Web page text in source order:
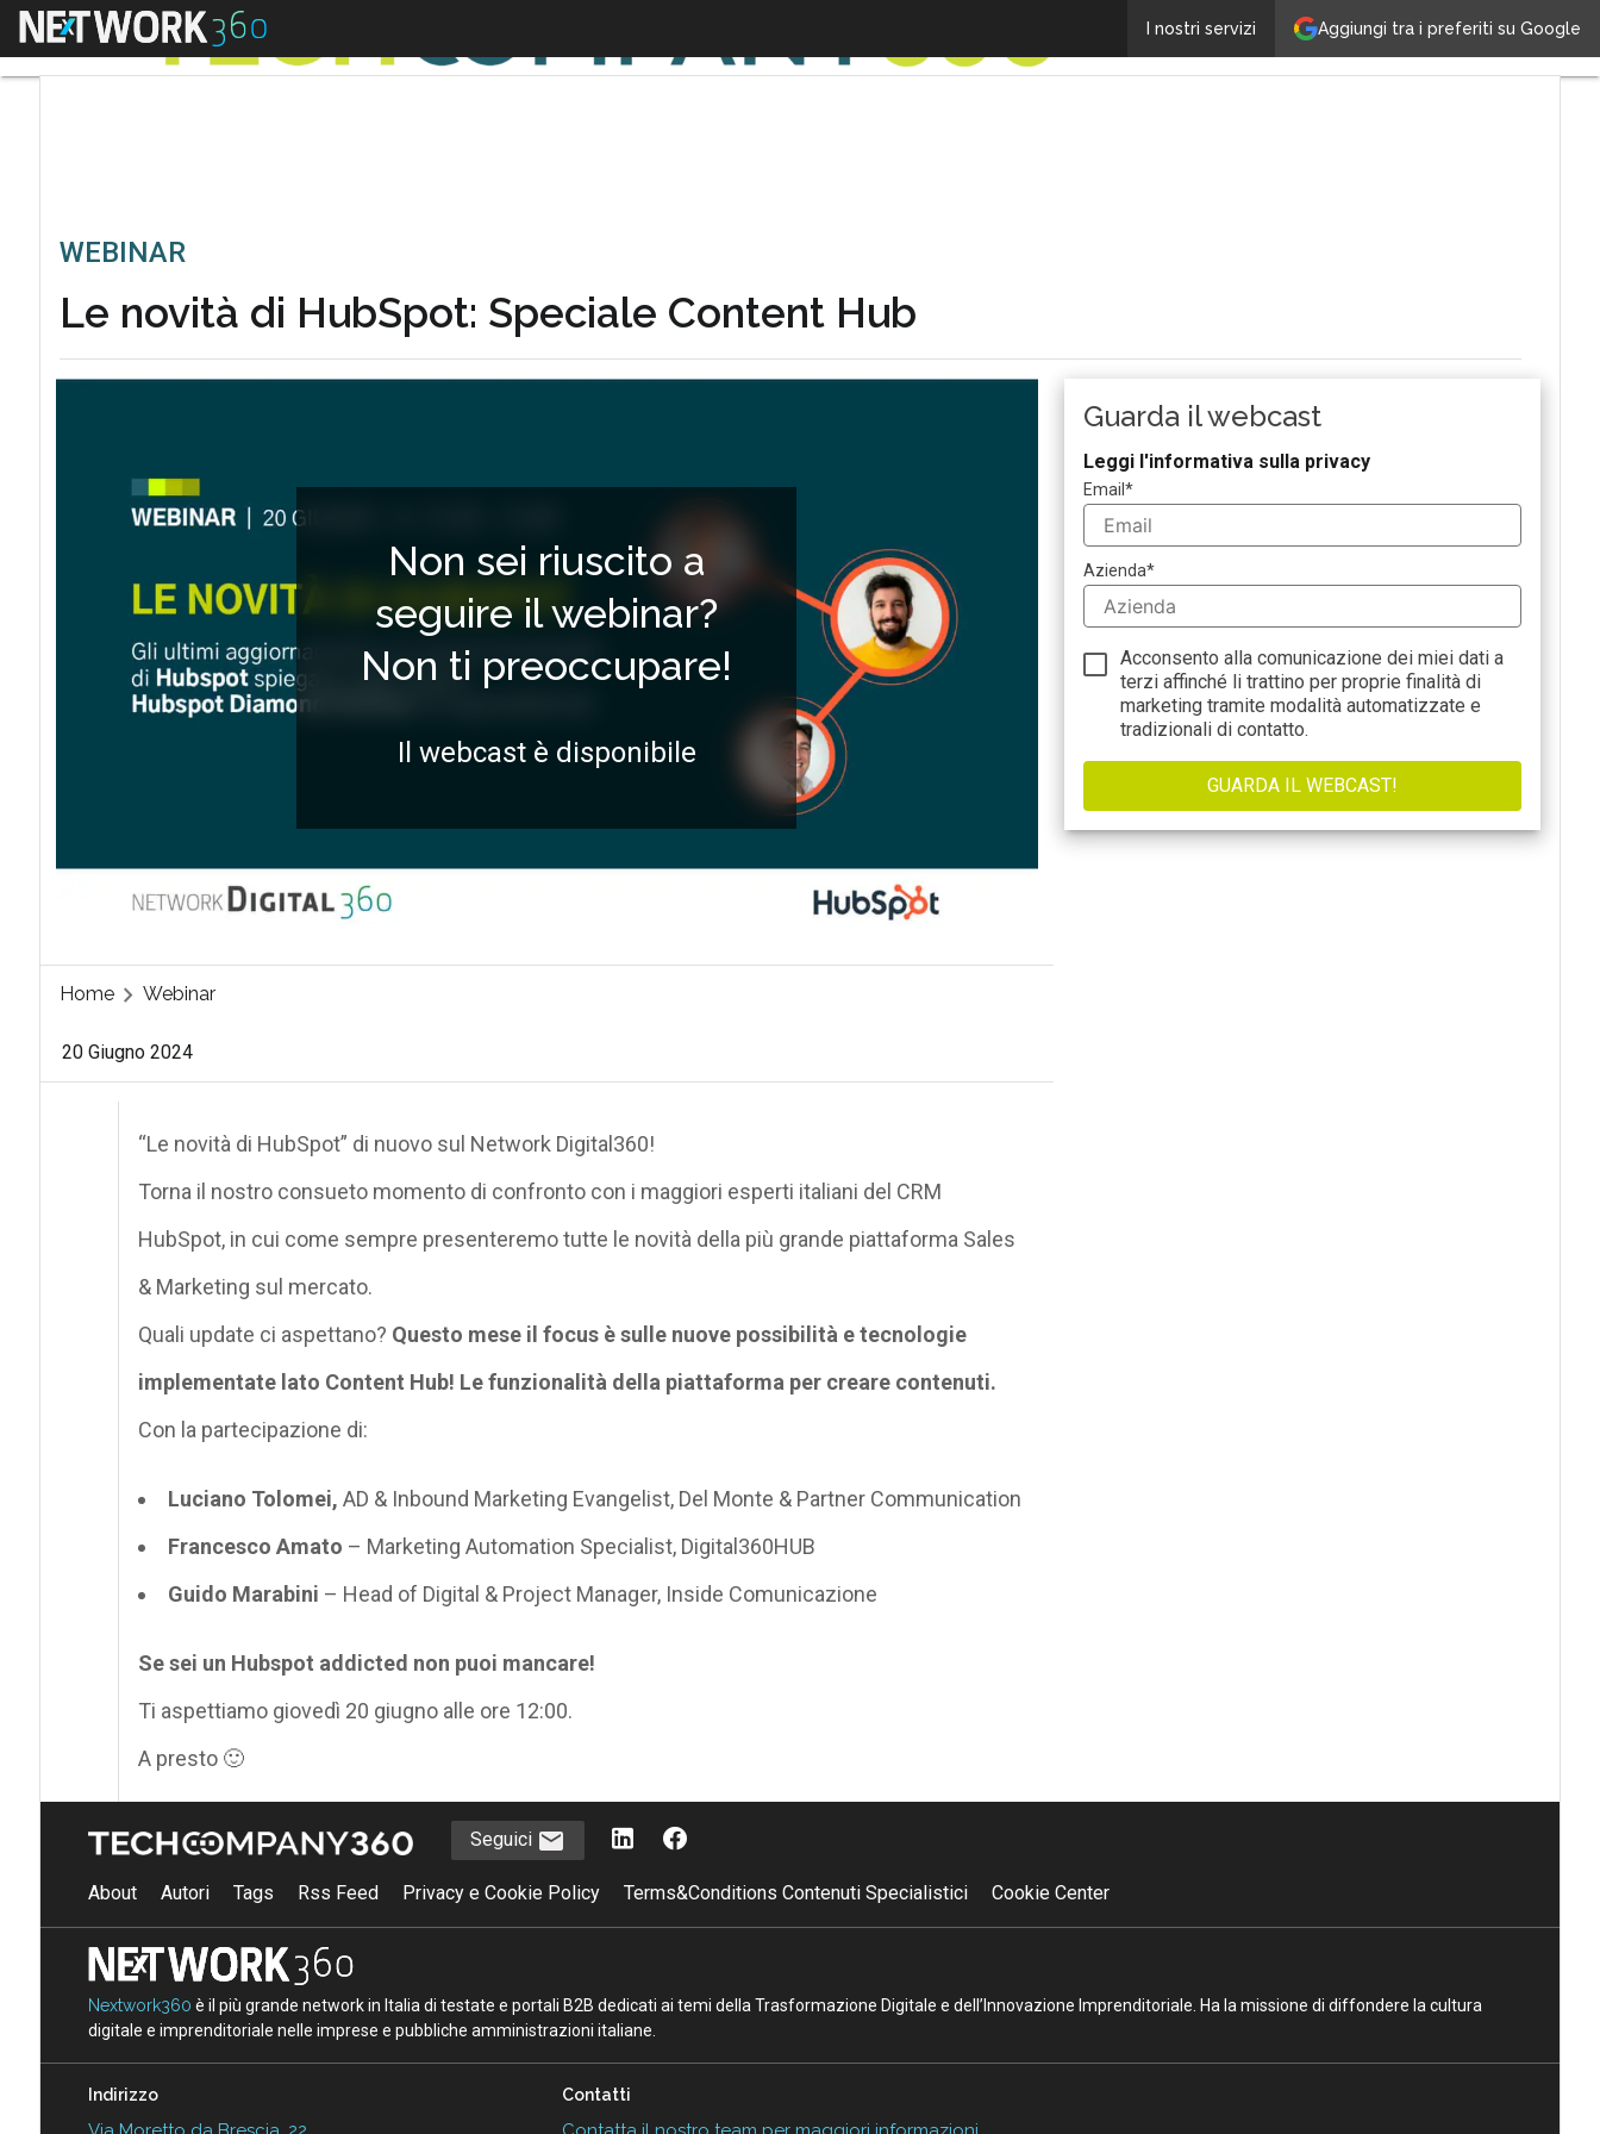
Aggiungi tra i preferiti su Google
I nostri servizi
Menu Le novità di HubSpot: Speciale Content HubUltimi
articoli
WEBINAR
Le novità di HubSpot: Speciale Content Hub
Non sei riuscito a
seguire il webinar?
Non ti preoccupare!
Il webcast è disponibile
Home Webinar
20 Giugno 2024
“Le novità di HubSpot” di nuovo sul Network Digital360!
Torna il nostro consueto momento di confronto con i maggiori esperti italiani del CRM
HubSpot, in cui come sempre presenteremo tutte le novità della più grande piattaforma Sales
& Marketing sul mercato.
Quali update ci aspettano? Questo mese il focus è sulle nuove possibilità e tecnologie
implementate lato Content Hub! Le funzionalità della piattaforma per creare contenuti.
Con la partecipazione di:
Luciano Tolomei, AD & Inbound Marketing Evangelist, Del Monte & Partner Communication
Francesco Amato – Marketing Automation Specialist, Digital360HUB
Guido Marabini – Head of Digital & Project Manager, Inside Comunicazione
Se sei un Hubspot addicted non puoi mancare!
Ti aspettiamo giovedì 20 giugno alle ore 12:00.
A presto 🙂
Guarda il webcast
Leggi l'informativa sulla privacy
Email *
Azienda*
Acconsento alla comunicazione dei miei dati a
terzi affinché li trattino per proprie finalità di
marketing tramite modalità automatizzate e
tradizionali di contatto.
Seguici
About Autori Tags Rss Feed Privacy e Cookie Policy Terms&Conditions Contenuti Specialistici Cookie Center
Nextwork360 è il più grande network in Italia di testate e portali B2B dedicati ai temi della Trasformazione Digitale e dell’Innovazione Imprenditoriale. Ha la missione di diffondere la cultura
digitale e imprenditoriale nelle imprese e pubbliche amministrazioni italiane.
Indirizzo Contatti